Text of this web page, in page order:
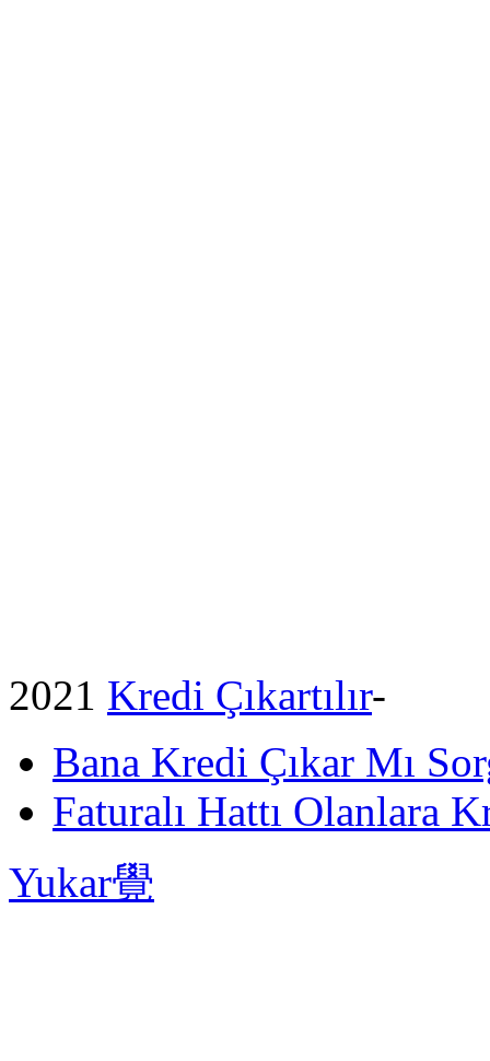
2021 Kredi Çıkartılır-
Bana Kredi Çıkar Mı
Faturalı Hattı Olanlara
Yukar覺